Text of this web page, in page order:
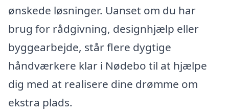
ønskede løsninger. Uanset om du har
brug for rådgivning, designhjælp eller
byggearbejde, står flere dygtige
håndværkere klar i Nødebo til at hjælpe
dig med at realisere dine drømme om
ekstra plads.